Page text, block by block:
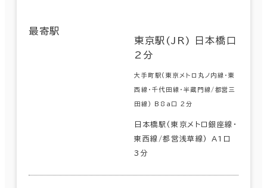
最寄駅
東京駅(JR) 日本橋口
2分
大手町駅(東京メトロ丸ノ内線･東
西線･千代田線･半蔵門線/都営三
田線) B8a口 2分
日本橋駅(東京メトロ銀座線･
東西線/都営浅草線) A1口
3分